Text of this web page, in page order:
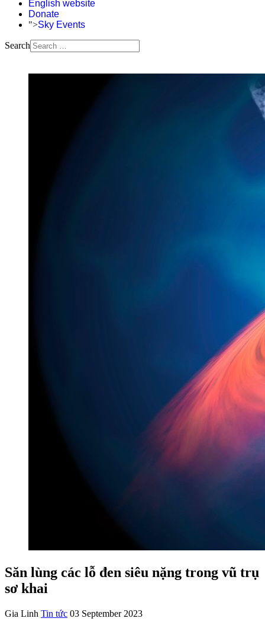
English website
Donate
">Sky Events
Search
Săn lùng các lỗ đen siêu nặng trong vũ trụ
sơ khai
Gia Linh Tin tức 03 September 2023